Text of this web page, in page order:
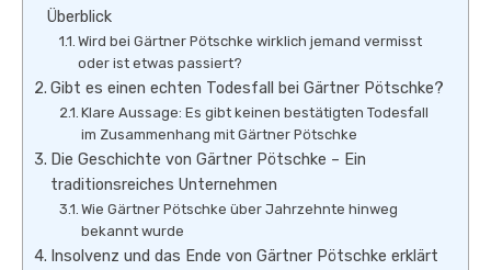
Überblick
Wird bei Gärtner Pötschke wirklich jemand vermisst
oder ist etwas passiert?
Gibt es einen echten Todesfall bei Gärtner Pötschke?
Klare Aussage: Es gibt keinen bestätigten Todesfall
im Zusammenhang mit Gärtner Pötschke
Die Geschichte von Gärtner Pötschke – Ein
traditionsreiches Unternehmen
Wie Gärtner Pötschke über Jahrzehnte hinweg
bekannt wurde
Insolvenz und das Ende von Gärtner Pötschke erklärt